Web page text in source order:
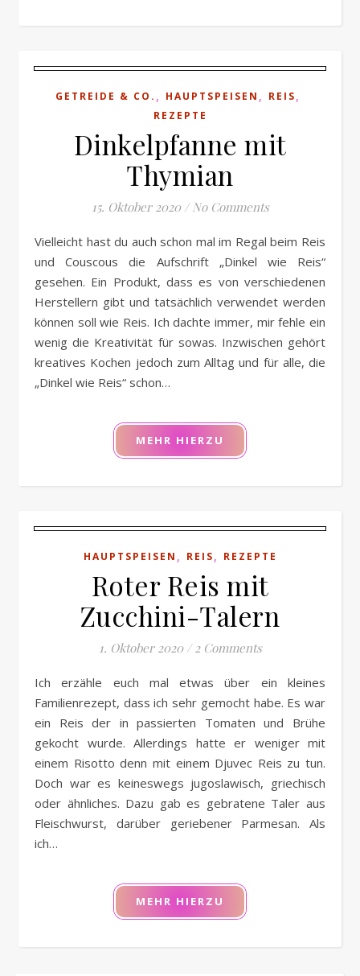
GETREIDE & CO. , HAUPTSPEISEN , REIS,
REZEPTE
Dinkelpfanne mit
Thymian
15. Oktober 2020 / No Comments
Vielleicht hast du auch schon mal im Regal beim Reis
und Couscous die Aufschrift „Dinkel wie Reis“
gesehen. Ein Produkt, dass es von verschiedenen
Herstellern gibt und tatsächlich verwendet werden
können soll wie Reis. Ich dachte immer, mir fehle ein
wenig die Kreativität für sowas. Inzwischen gehört
kreatives Kochen jedoch zum Alltag und für alle, die
„Dinkel wie Reis“ schon…
MEHR HIERZU
HAUPTSPEISEN , REIS, REZEPTE
Roter Reis mit
Zucchini-Talern
1. Oktober 2020 / 2 Comments
Ich erzähle euch mal etwas über ein kleines
Familienrezept, dass ich sehr gemocht habe. Es war
ein Reis der in passierten Tomaten und Brühe
gekocht wurde. Allerdings hatte er weniger mit
einem Risotto denn mit einem Djuvec Reis zu tun.
Doch war es keineswegs jugoslawisch, griechisch
oder ähnliches. Dazu gab es gebratene Taler aus
Fleischwurst, darüber geriebener Parmesan. Als
ich…
MEHR HIERZU